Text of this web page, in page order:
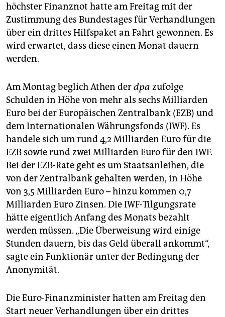
höchster Finanznot hatte am Freitag mit der
Zustimmung des Bundestages für Verhandlungen
über ein drittes Hilfspaket an Fahrt gewonnen. Es
wird erwartet, dass diese einen Monat dauern
werden.
Am Montag beglich Athen derdpa zufolge
Schulden in Höhe von mehr als sechs Milliarden
Euro bei der Europäischen Zentralbank (EZB) und
dem Internationalen Währungsfonds (IWF). Es
handele sich um rund 4,2 Milliarden Euro für die
EZB sowie rund zwei Milliarden Euro für den IWF.
Bei der EZB-Rate geht es um Staatsanleihen, die
von der Zentralbank gehalten werden, in Höhe
von 3,5 Milliarden Euro – hinzu kommen 0,7
Milliarden Euro Zinsen. Die IWF-Tilgungsrate
hätte eigentlich Anfang des Monats bezahlt
werden müssen. „Die Überweisung wird einige
Stunden dauern, bis das Geld überall ankommt“,
sagte ein Funktionär unter der Bedingung der
Anonymität.
Die Euro-Finanzminister hatten am Freitag den
Start neuer Verhandlungen über ein drittes